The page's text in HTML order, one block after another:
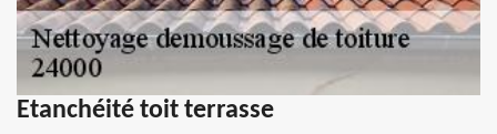
Etanchéité toit terrasse